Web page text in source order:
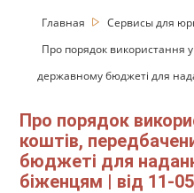
Главная Сервисы для
Про порядок використання
державному бюджеті для
Про порядок
коштів,
бюджеті для
біженцям | від 11-